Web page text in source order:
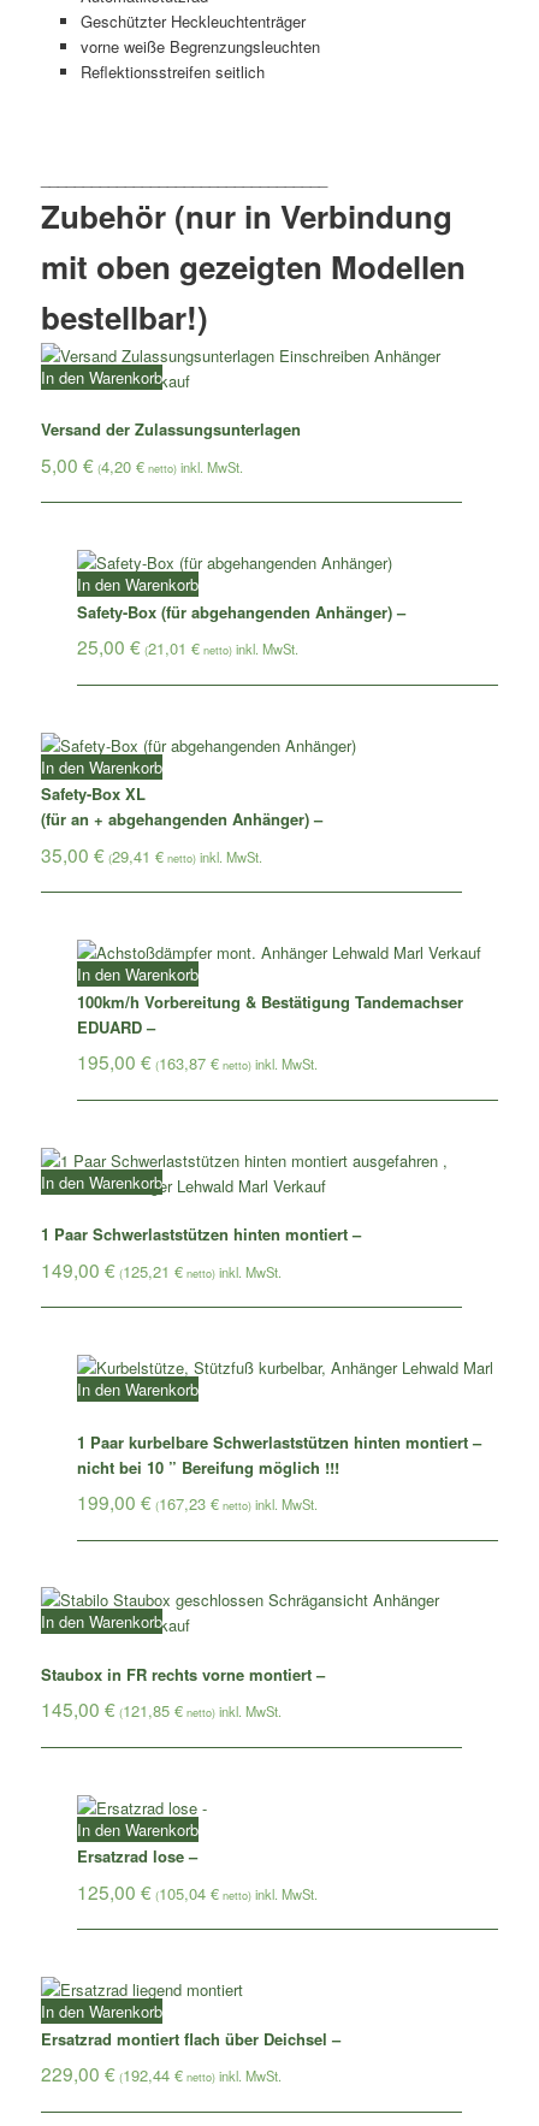
Geschützter Heckleuchtenträger
vorne weiße Begrenzungsleuchten
Reflektionsstreifen seitlich
Zubehör (nur in Verbindung
mit oben gezeigten Modellen
bestellbar!)
Versand der Zulassungsunterlagen
5,00€ (4,20€ netto)
In den Warenkorb
Safety-Box (für abgehangenden Anhänger) –
25,00 € (21,01 €netto)
In den Warenkorb
Safety-Box XL
(für an + abgehangenden Anhänger) –
35,00€ (29,41€ netto)
In den Warenkorb
100km/h Vorbereitung & Bestätigung Tandemachser
EDUARD –
195,00 € (163,87 €netto)
In den Warenkorb
1 Paar Schwerlaststützen hinten montiert –
149,00€ (125,21€ netto)
In den Warenkorb
1 Paar kurbelbare Schwerlaststützen hinten montiert –
nicht bei 10 ” Bereifung möglich !!!
199,00 € (167,23 €netto)
In den Warenkorb
Staubox in FR rechts vorne montiert –
145,00€ (121,85€ netto)
In den Warenkorb
Ersatzrad lose –
125,00 € (105,04 €netto)
In den Warenkorb
Ersatzrad montiert flach über Deichsel –
229,00€ (192,44€ netto)
In den Warenkorb